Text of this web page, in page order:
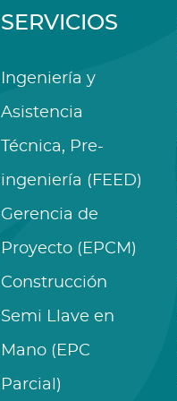
SERVICIOS
Ingeniería y
Asistencia
Técnica, Pre-
ingeniería (FEED)
Gerencia de
Proyecto (EPCM)
Construcción
Semi Llave en
Mano (EPC
Parcial)